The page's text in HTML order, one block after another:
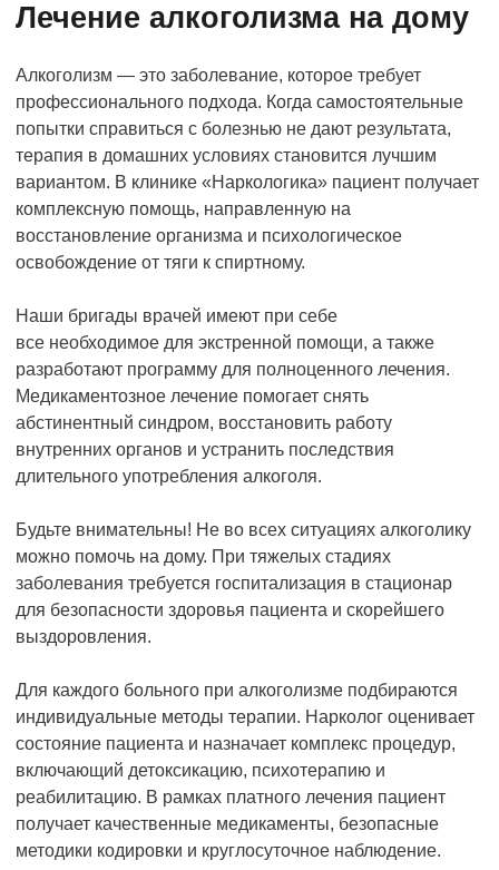
Лечение алкоголизма на дому
Алкоголизм — это заболевание, которое требует
профессионального подхода. Когда самостоятельные
попытки справиться с болезнью не дают результата,
терапия в домашних условиях становится лучшим
вариантом. В клинике «Наркологика» пациент получает
комплексную помощь, направленную на
восстановление организма и психологическое
освобождение от тяги к спиртному.
Наши бригады врачей имеют при себе
все необходимое для экстренной помощи, а также
разработают программу для полноценного лечения.
Медикаментозное лечение помогает снять
абстинентный синдром, восстановить работу
внутренних органов и устранить последствия
длительного употребления алкоголя.
Будьте внимательны! Не во всех ситуациях алкоголику
можно помочь на дому. При тяжелых стадиях
заболевания требуется госпитализация в стационар
для безопасности здоровья пациента и скорейшего
выздоровления.
Для каждого больного при алкоголизме подбираются
индивидуальные методы терапии. Нарколог оценивает
состояние пациента и назначает комплекс процедур,
включающий детоксикацию, психотерапию и
реабилитацию. В рамках платного лечения пациент
получает качественные медикаменты, безопасные
методики кодировки и круглосуточное наблюдение.